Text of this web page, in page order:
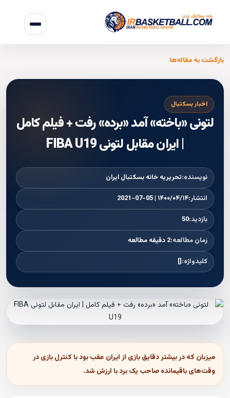
بازگشت به مقاله‌ها
اخبار بسکتبال
لتونی «باخته» آمد «برده» رفت + فیلم کامل
| ایران مقابل لتونی FIBA U19
نویسنده:تحریریه خانه بسکتبال ایران
انتشار:۱۴۰۰/۰۴/۱۴ | 2021-07-05
بازدید:50
زمان مطالعه:2 دقیقه مطالعه
کلیدواژه:[]
میزبان که در بیشتر دقایق بازی از ایران عقب بود با کنترل بازی در
وقت‌های باقیمانده صاحب یک برد با ارزش شد.